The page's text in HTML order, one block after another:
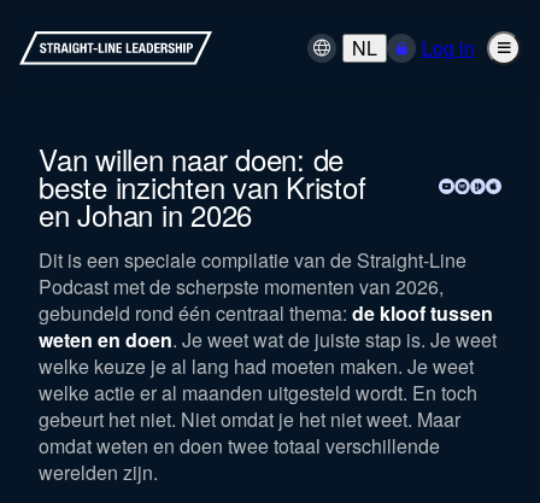
NL Log in
Van willen naar doen: de
beste inzichten van Kristof
en Johan in 2026
Dit is een speciale compilatie van de Straight-Line
Podcast met de scherpste momenten van 2026,
gebundeld rond één centraal thema: de kloof tussen
weten en doen. Je weet wat de juiste stap is. Je weet
welke keuze je al lang had moeten maken. Je weet
welke actie er al maanden uitgesteld wordt. En toch
gebeurt het niet. Niet omdat je het niet weet. Maar
omdat weten en doen twee totaal verschillende
werelden zijn.